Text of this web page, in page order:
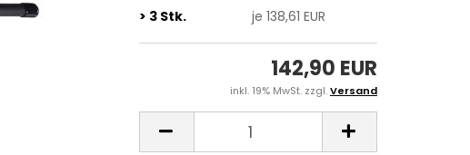
> 3 Stk.
je 138,61 EUR
142,90 EUR
inkl. 19% MwSt. zzgl.Versand